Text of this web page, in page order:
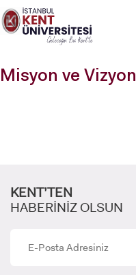
Lütfen
dikkat:
Bu
bir
Misyon ve Vizyon
KENT’TEN
HABERİNİZ OLSUN